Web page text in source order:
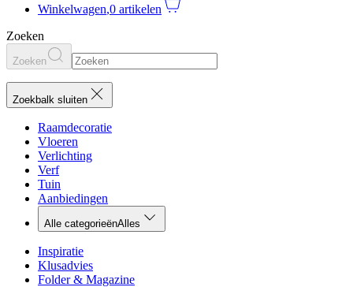
Winkelwagen,0 artikelen
Zoeken
Zoeken
Zoekbalk sluiten
Raamdecoratie
Vloeren
Verlichting
Verf
Tuin
Aanbiedingen
Alle categorieënAlles
Inspiratie
Klusadvies
Folder & Magazine